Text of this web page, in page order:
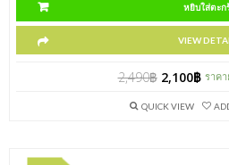
หยิบใส่ตะก
VIEW
2,490฿ 2,100฿ ราค
QUICK VIEW